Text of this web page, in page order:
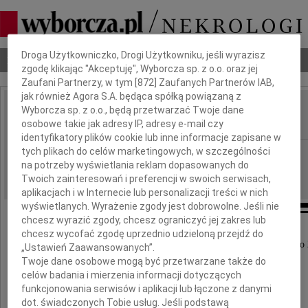
Nekrologi Odeszli Poradnik pogrzebowy
IMIĘ I NAZWISKO: Zofia Zatyka
REGION: cała Polska
DATA EMISJI: 26.01.2024
Z głębokim żalem zawiadamiamy, że w dniu 24 lutego
po długiej chorobie zmarła w wieku 72 lat
Dbamy o Twoją prywatność
Droga Użytkowniczko, Drogi Użytkowniku, jeśli wyrazisz
zgodę klikając "Akceptuję", Wyborcza sp. z o.o. oraz jej
Zaufani Partnerzy, w tym [872 ] Zaufanych Partnerów IAB,
jak również Agora S.A. będąca spółką powiązaną z
Wyborcza sp. z o.o., będą przetwarzać Twoje dane
osobowe takie jak adresy IP, adresy e-mail czy
identyfikatory plików cookie lub inne informacje zapisane w
tych plikach do celów marketingowych, w szczególności
na potrzeby wyświetlania reklam dopasowanych do
Twoich zainteresowań i preferencji w swoich serwisach,
aplikacjach i w Internecie lub personalizacji treści w nich
wyświetlanych. Wyrażenie zgody jest dobrowolne. Jeśli nie
chcesz wyrazić zgody, chcesz ograniczyć jej zakres lub
chcesz wycofać zgodę uprzednio udzieloną przejdź do
„Ustawień Zaawansowanych”.
Twoje dane osobowe mogą być przetwarzane także do
celów badania i mierzenia informacji dotyczących
funkcjonowania serwisów i aplikacji lub łączone z danymi
dot. świadczonych Tobie usług. Jeśli podstawą